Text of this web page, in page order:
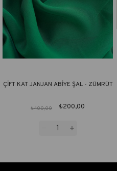
ÇİFT KAT JANJAN ABİYE ŞAL - ZÜMRÜT
₺200,00
₺400,00